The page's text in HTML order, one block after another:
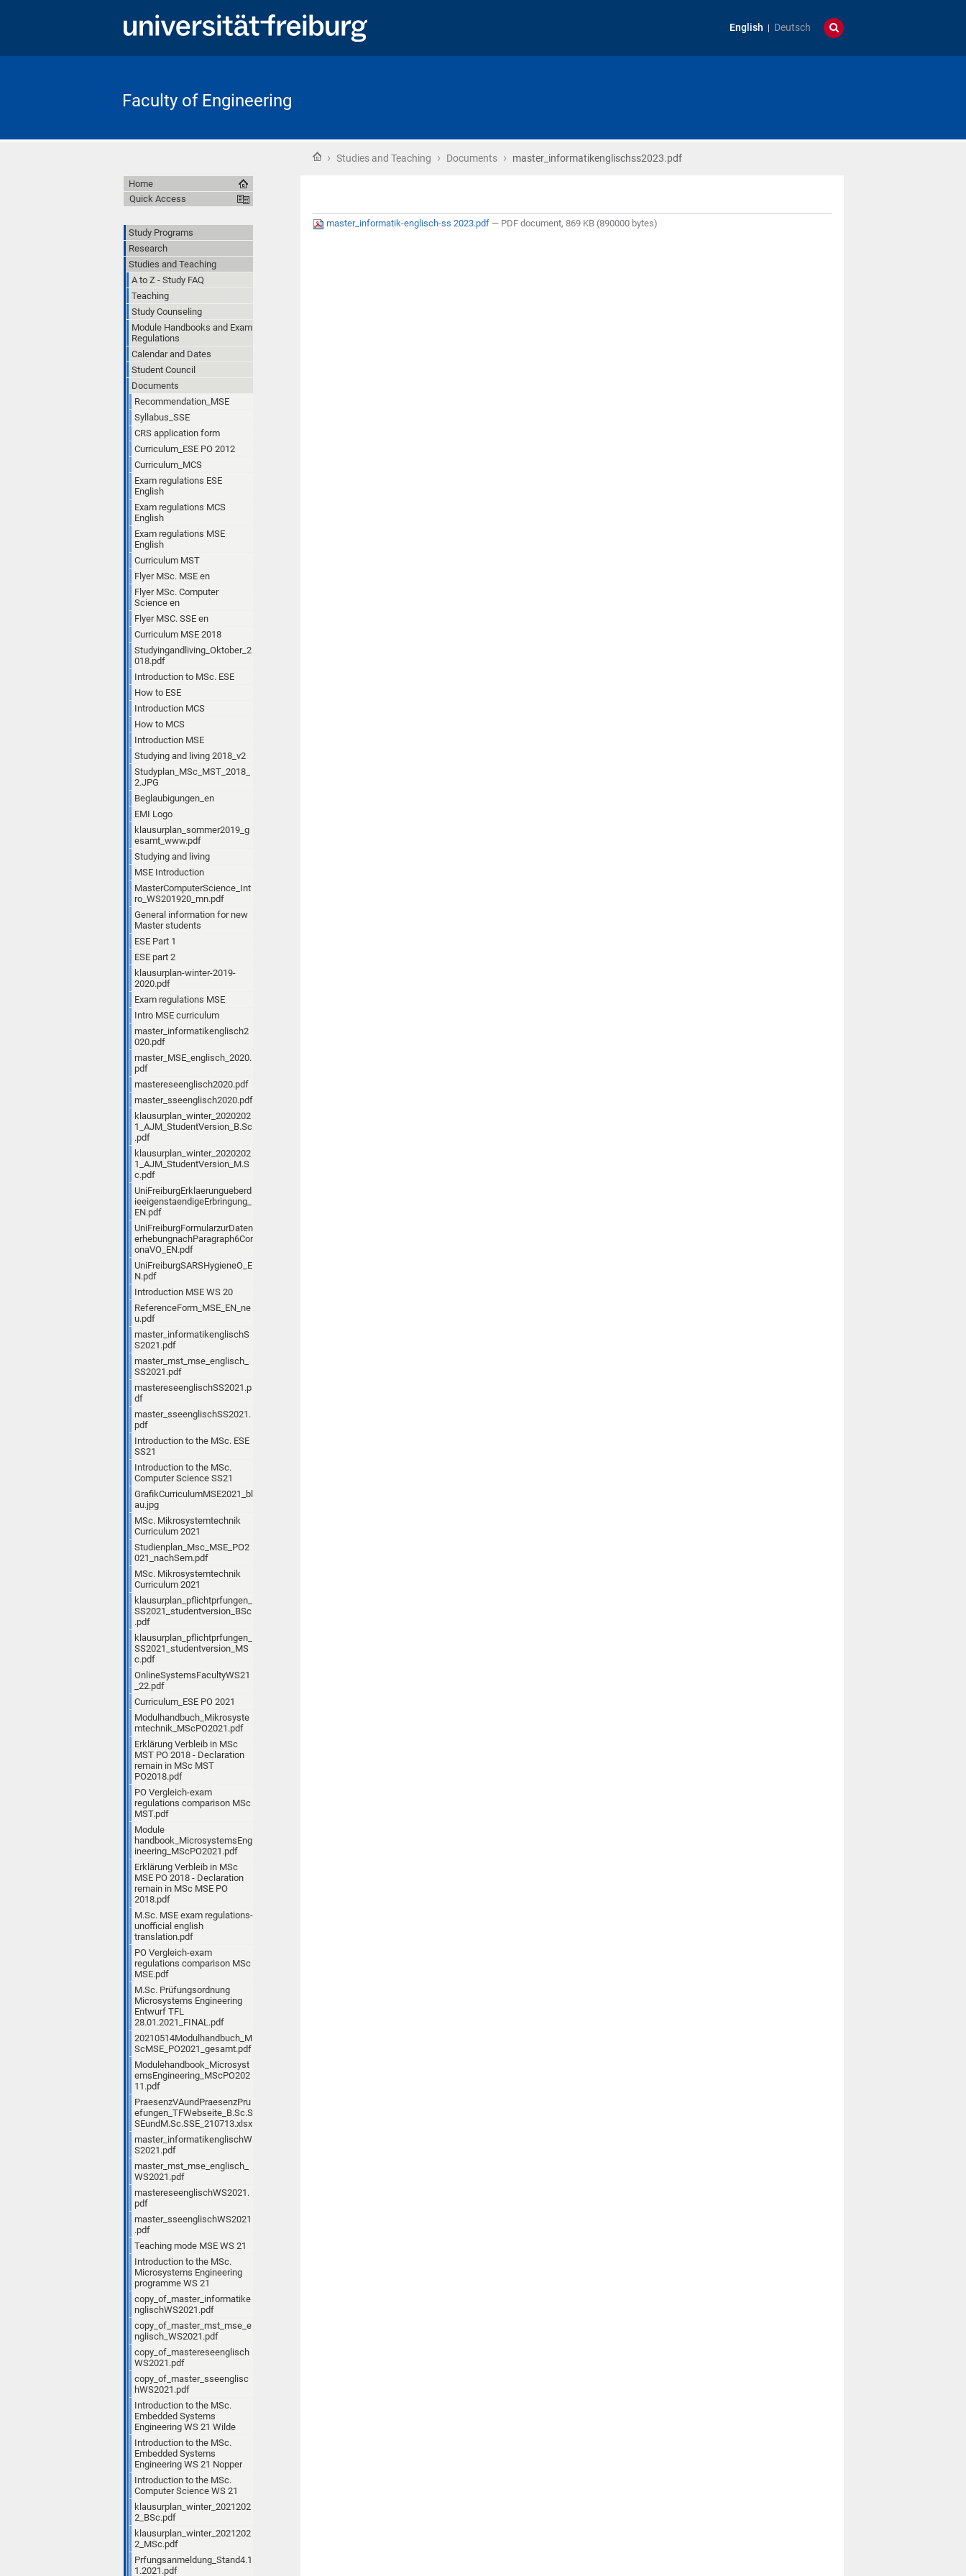
English Deutsch
Faculty of Engineering
Home
› Studies and Teaching › Documents › master_informatikenglischss2023.pdf
master_informatik-englisch-ss 2023.pdf — PDF document, 869 KB (890000 bytes)
Home
Quick Access
Study Programs
Research
Studies and Teaching
A to Z - Study FAQ
Teaching
Study Counseling
Module Handbooks and Exam
Regulations
Calendar and Dates
Student Council
Documents
Recommendation_MSE
Syllabus_SSE
CRS application form
Curriculum_ESE PO 2012
Curriculum_MCS
Exam regulations ESE
English
Exam regulations MCS
English
Exam regulations MSE
English
Curriculum MST
Flyer MSc. MSE en
Flyer MSc. Computer
Science en
Flyer MSC. SSE en
Curriculum MSE 2018
Studyingandliving_Oktober_2
018.pdf
Introduction to MSc. ESE
How to ESE
Introduction MCS
How to MCS
Introduction MSE
Studying and living 2018_v2
Studyplan_MSc_MST_2018_
2.JPG
Beglaubigungen_en
EMI Logo
klausurplan_sommer2019_g
esamt_www.pdf
Studying and living
MSE Introduction
MasterComputerScience_Int
ro_WS201920_mn.pdf
General information for new
Master students
ESE Part 1
ESE part 2
klausurplan-winter-2019-
2020.pdf
Exam regulations MSE
Intro MSE curriculum
master_informatikenglisch2
020.pdf
master_MSE_englisch_2020.
pdf
mastereseenglisch2020.pdf
master_sseenglisch2020.pdf
klausurplan_winter_2020202
1_AJM_StudentVersion_B.Sc
.pdf
klausurplan_winter_2020202
1_AJM_StudentVersion_M.S
c.pdf
UniFreiburgErklaerungueberd
ieeigenstaendigeErbringung_
EN.pdf
UniFreiburgFormularzurDaten
erhebungnachParagraph6Cor
onaVO_EN.pdf
UniFreiburgSARSHygieneO_E
N.pdf
Introduction MSE WS 20
ReferenceForm_MSE_EN_ne
u.pdf
master_informatikenglischS
S2021.pdf
master_mst_mse_englisch_
SS2021.pdf
mastereseenglischSS2021.p
df
master_sseenglischSS2021.
pdf
Introduction to the MSc. ESE
SS21
Introduction to the MSc.
Computer Science SS21
GrafikCurriculumMSE2021_bl
au.jpg
MSc. Mikrosystemtechnik
Curriculum 2021
Studienplan_Msc_MSE_PO2
021_nachSem.pdf
MSc. Mikrosystemtechnik
Curriculum 2021
klausurplan_pflichtprfungen_
SS2021_studentversion_BSc
.pdf
klausurplan_pflichtprfungen_
SS2021_studentversion_MS
c.pdf
OnlineSystemsFacultyWS21
_22.pdf
Curriculum_ESE PO 2021
Modulhandbuch_Mikrosyste
mtechnik_MScPO2021.pdf
Erklärung Verbleib in MSc
MST PO 2018 - Declaration
remain in MSc MST
PO2018.pdf
PO Vergleich-exam
regulations comparison MSc
MST.pdf
Module
handbook_MicrosystemsEng
ineering_MScPO2021.pdf
Erklärung Verbleib in MSc
MSE PO 2018 - Declaration
remain in MSc MSE PO
2018.pdf
M.Sc. MSE exam regulations-
unofficial english
translation.pdf
PO Vergleich-exam
regulations comparison MSc
MSE.pdf
M.Sc. Prüfungsordnung
Microsystems Engineering
Entwurf TFL
28.01.2021_FINAL.pdf
20210514Modulhandbuch_M
ScMSE_PO2021_gesamt.pdf
Modulehandbook_Microsyst
emsEngineering_MScPO202
11.pdf
PraesenzVAundPraesenzPru
efungen_TFWebseite_B.Sc.S
SEundM.Sc.SSE_210713.xlsx
master_informatikenglischW
S2021.pdf
master_mst_mse_englisch_
WS2021.pdf
mastereseenglischWS2021.
pdf
master_sseenglischWS2021
.pdf
Teaching mode MSE WS 21
Introduction to the MSc.
Microsystems Engineering
programme WS 21
copy_of_master_informatike
nglischWS2021.pdf
copy_of_master_mst_mse_e
nglisch_WS2021.pdf
copy_of_mastereseenglisch
WS2021.pdf
copy_of_master_sseenglisc
hWS2021.pdf
Introduction to the MSc.
Embedded Systems
Engineering WS 21 Wilde
Introduction to the MSc.
Embedded Systems
Engineering WS 21 Nopper
Introduction to the MSc.
Computer Science WS 21
klausurplan_winter_2021202
2_BSc.pdf
klausurplan_winter_2021202
2_MSc.pdf
Prfungsanmeldung_Stand4.1
1.2021.pdf